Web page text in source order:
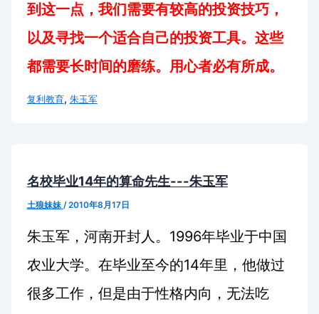
到这一点，我们需要有较高的投资技巧，
以及寻找一个适合自己的投资工具。这些
都需要长时间的磨练。用心者必有所成。
复利教育, 朱玉军
名校毕业14年的算命先生---朱玉军
土狼妹妹 /2010年8月17日
朱玉军，河南开封人。 1996年毕业于中国
农业大学。在毕业至今的14年里，他做过
很多工作，但是由于性格内向，无法吃